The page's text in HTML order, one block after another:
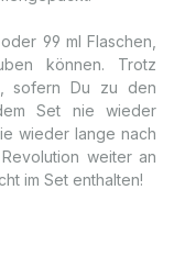
99 ml Flaschen,
können. Trotz
sofern Du zu den
Set nie wieder
wieder lange nach
weiter an
im Set enthalten!